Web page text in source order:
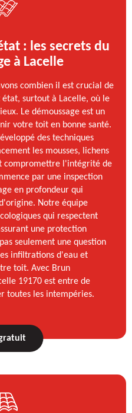
: les secrets du
à Lacelle
combien il est crucial de
surtout à Lacelle, où le
Le démoussage est un
votre toit en bonne santé.
des techniques
les mousses, lichens
compromettre l'intégrité de
par une inspection
en profondeur qui
Notre équipe
qui respectent
une protection
seulement une question
infiltrations d'eau et
toit. Avec Brun
19170 est entre de
toutes les intempéries.